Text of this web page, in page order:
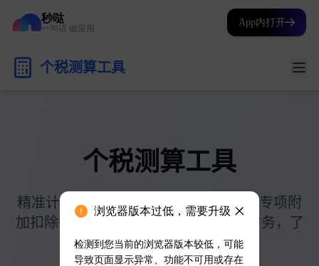
秒哒
一句话 做应用
App内打开
浏览器版本过低，需要升级
检测到您当前的浏览器版本较低，可能
导致页面显示异常、功能不可用或存在